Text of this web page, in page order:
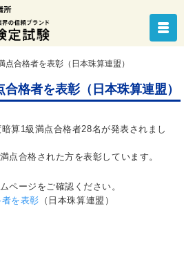
点合格者を表彰（日本珠算連盟）
格者を表彰（日本珠算連盟）
算1級満点合格者28名が発表されまし
点合格された方を表彰しています。
ページをご確認ください。
を表彰 （日本珠算連盟）